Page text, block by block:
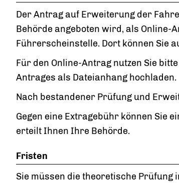
Der Antrag auf Erweiterung der
Behörde angeboten wird, als
Führerscheinstelle. Dort können Sie
Für den Online-Antrag nutzen Sie
Antrages als Dateianhang hochladen.
Nach bestandener Prüfung und
Gegen eine Extragebühr können Sie
erteilt Ihnen Ihre Behörde.
Fristen
Sie müssen die theoretische Prüfung